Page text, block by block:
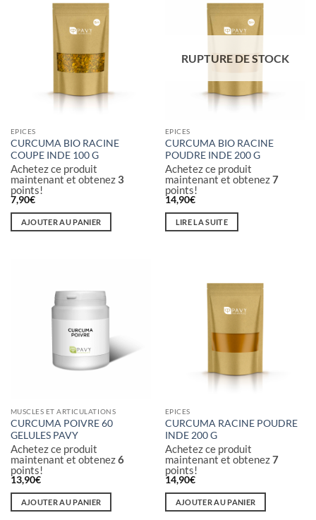
EPICES
CURCUMA BIO RACINE
COUPE INDE 100 G
Achetez ce produit
maintenant et obtenez3
points!
7,90€
AJOUTER AU PANIER
RUPTURE DE STOCK
EPICES
CURCUMA BIO RACINE
POUDRE INDE 200 G
Achetez ce produit
maintenant et obtenez7
points!
14,90€
LIRE LA SUITE
MUSCLES ET ARTICULATIONS
CURCUMA POIVRE 60
GELULES PAVY
Achetez ce produit
maintenant et obtenez6
points!
13,90€
AJOUTER AU PANIER
EPICES
CURCUMA RACINE POUDRE
INDE 200 G
Achetez ce produit
maintenant et obtenez7
points!
14,90€
AJOUTER AU PANIER